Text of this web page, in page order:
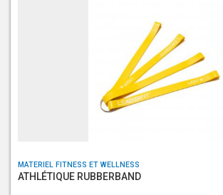
MATERIEL FITNESS ET WELLNESS
ATHLÉTIQUE RUBBERBAND